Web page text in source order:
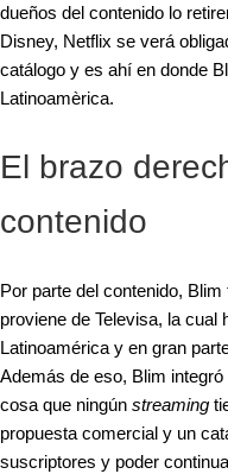
dueños del contenido lo
Disney, Netflix se verá
catálogo y es ahí en donde
Latinoamèrica.
El brazo
contenido
Por parte del contenido,
proviene de Televisa, la cual
Latinoamérica y en gran
Además de eso, Blim
cosa que ningún streaming
propuesta comercial y un
suscriptores y poder